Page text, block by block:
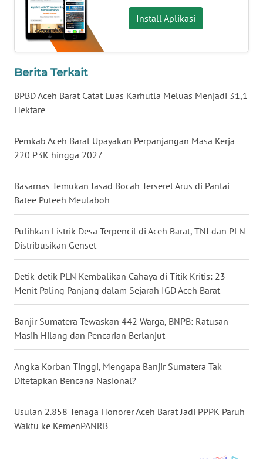
Install Aplikasi
Berita Terkait
BPBD Aceh Barat Catat Luas Karhutla Meluas Menjadi 31,1
Hektare
Pemkab Aceh Barat Upayakan Perpanjangan Masa Kerja
220 P3K hingga 2027
Basarnas Temukan Jasad Bocah Terseret Arus di Pantai
Batee Puteeh Meulaboh
Pulihkan Listrik Desa Terpencil di Aceh Barat, TNI dan PLN
Distribusikan Genset
Detik-detik PLN Kembalikan Cahaya di Titik Kritis: 23
Menit Paling Panjang dalam Sejarah IGD Aceh Barat
Banjir Sumatera Tewaskan 442 Warga, BNPB: Ratusan
Masih Hilang dan Pencarian Berlanjut
Angka Korban Tinggi, Mengapa Banjir Sumatera Tak
Ditetapkan Bencana Nasional?
Usulan 2.858 Tenaga Honorer Aceh Barat Jadi PPPK Paruh
Waktu ke KemenPANRB
KALBAR
WN
KALTARA
KALSEL
KALTIM
SULSEL
WN
GORONTALO
WN
SULUT
WN
MALUKU
WN